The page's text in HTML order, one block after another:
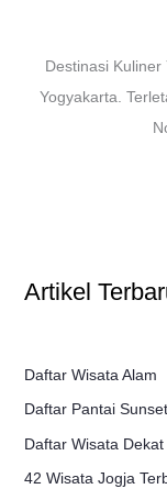
Destinasi Kuliner
Yogyakarta.
Artikel
Daftar Wisata Alam
Daftar Pantai
Daftar Wisata
42 Wisata Jogja